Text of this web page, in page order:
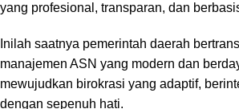
yang profesional, transparan, dan
Inilah saatnya pemerintah daerah
manajemen ASN yang modern dan
mewujudkan birokrasi yang adaptif,
dengan sepenuh hati.